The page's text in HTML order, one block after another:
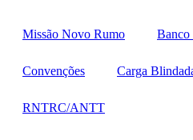
Missão Novo Rumo Banco
Convenções Carga
RNTRC/ANTT